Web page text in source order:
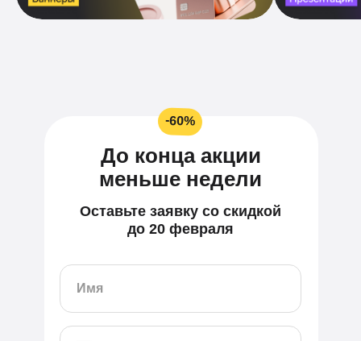
Оставьте заявку со скидкой
до 20 февраля
До конца акции
меньше недели
-60%